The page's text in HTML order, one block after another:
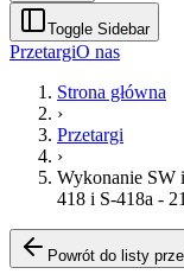
Toggle Sidebar
PrzetargiO nas
Strona główna
›
Przetargi
›
Wykonanie SW
418 i S-418a -
Powrót do listy